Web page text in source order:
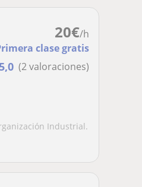
20€/h
clase gratis
5,0 (2 valoraciones)
Industrial.